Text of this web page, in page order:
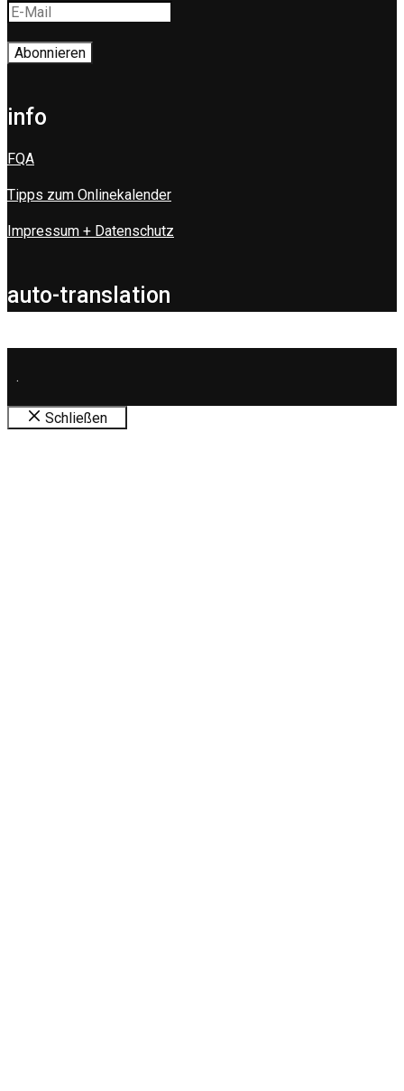
info
FQA
Tipps zum Onlinekalender
Impressum + Datenschutz
auto-translation
.
Schließen